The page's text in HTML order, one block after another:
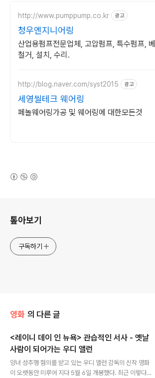
http://www.pumppump.co.kr 광고
청우엔지니어링
산업용펌프전문업체, 고압펌프, 특수펌프,
철거, 설치, 수리.
http://blog.naver.com/syst2015 광고
세영씰테크 웨어링
페놀웨어링가공 및 웨어링에 대한모든것
톺아보기
구독하기
영화 의 다른 글
<레이니 데이 인 뉴욕> 관습적인 서사 - 옛날
사람이 되어가는 우디 앨런
양녀 성추행 혐의를 받고 있는 우디 앨런 감독의 신작 영화
이 오랫동안 미루어 지다 5월 6일 개봉했다. 최근 이렇다